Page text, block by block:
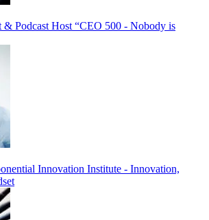
& Podcast Host “CEO 500 - Nobody is
Innovation Institute - Innovation,